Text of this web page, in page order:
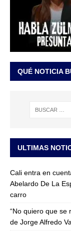
QUÉ NOTICIA
ULTIMAS
Cali entra en
Abelardo De La
carro
“No quiero que se
de Jorge Alfredo